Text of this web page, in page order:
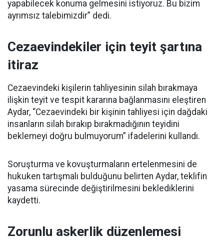
yapabilecek konuma gelmesini istiyoruz. Bu bizim
ayrımsız talebimizdir” dedi.
Cezaevindekiler için teyit şartına
itiraz
Cezaevindeki kişilerin tahliyesinin silah bırakmaya
ilişkin teyit ve tespit kararına bağlanmasını eleştiren
Aydar, “Cezaevindeki bir kişinin tahliyesi için dağdaki
insanların silah bırakıp bırakmadığının teyidini
beklemeyi doğru bulmuyorum” ifadelerini kullandı.
Soruşturma ve kovuşturmaların ertelenmesini de
hukuken tartışmalı bulduğunu belirten Aydar, teklifin
yasama sürecinde değiştirilmesini beklediklerini
kaydetti.
Zorunlu askerlik düzenlemesi